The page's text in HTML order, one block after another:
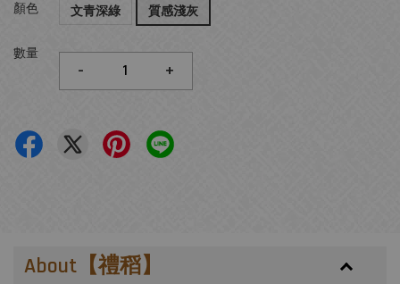
顏色 文青深綠 質感淺灰
數量
- +
About【禮稻】